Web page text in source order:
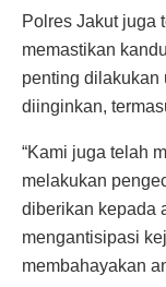
Polres Jakut juga
memastikan
penting dilakukan
diinginkan,
“Kami juga telah
melakukan
diberikan kepada
mengantisipasi
membahayakan